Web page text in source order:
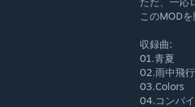
このMOD
収録曲:
01.青夏
02.雨中飛
03.Colors
04.コンパ